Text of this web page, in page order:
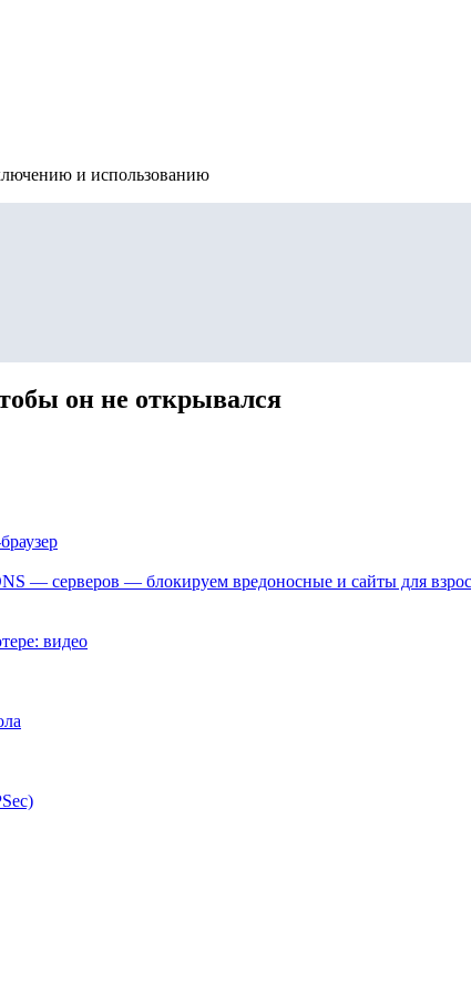
и использованию
он не открывался
— серверов — блокируем вредоносные и сайты для
видео